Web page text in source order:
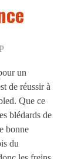
un
de réussir à
Que ce
blédards de
bonne
du